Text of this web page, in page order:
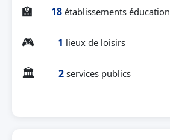
🏫 18 établissements éducation
🎮 1 lieux de loisirs
🏛 2 services publics